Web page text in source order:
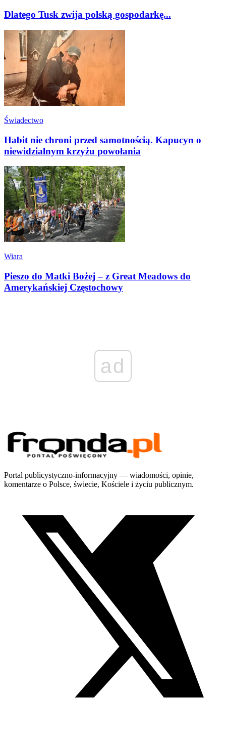
Dlatego Tusk zwija polską gospodarkę...
Świadectwo
Habit nie chroni przed samotnością. Kapucyn o
niewidzialnym krzyżu powołania
Wiara
Pieszo do Matki Bożej – z Great Meadows do
Amerykańskiej Częstochowy
ad
Portal publicystyczno-informacyjny — wiadomości, opinie,
komentarze o Polsce, świecie, Kościele i życiu publicznym.